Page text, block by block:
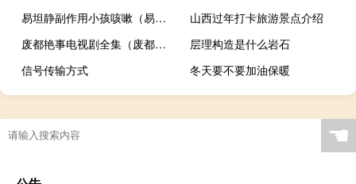
易坦静副作用小孩咳嗽（易坦静副作用）
山西过年打卡旅游景点介绍
废都艳事电视剧全集（废都艳事）
层理构造是什么岩石
信号传输方式
冬天要不要加油保暖
☚